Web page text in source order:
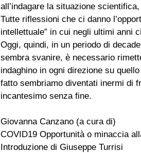
all’indagare la situazione
Tutte riflessioni che ci danno
intellettuale” in cui negli ultimi anni
Oggi, quindi, in un periodo di
sembra svanire, è necessario
indaghino in ogni direzione su
fatto sembriamo diventati inermi di
incantesimo senza fine.
Giovanna Canzano (a cura di)
COVID19 Opportunità o minaccia
Introduzione di Giuseppe Turrisi